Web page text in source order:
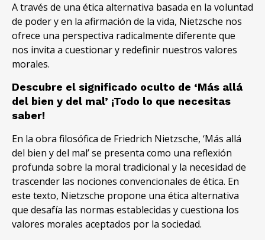
A través de una ética alternativa basada en la voluntad
de poder y en la afirmación de la vida, Nietzsche nos
ofrece una perspectiva radicalmente diferente que
nos invita a cuestionar y redefinir nuestros valores
morales.
Descubre el significado oculto de ‘Más allá
del bien y del mal’ ¡Todo lo que necesitas
saber!
En la obra filosófica de Friedrich Nietzsche, ‘Más allá
del bien y del mal’se presenta como una reflexión
profunda sobre la moral tradicional y la necesidad de
trascender las nociones convencionales de ética. En
este texto, Nietzsche propone una ética alternativa
que desafía las normas establecidas y cuestiona los
valores morales aceptados por la sociedad.